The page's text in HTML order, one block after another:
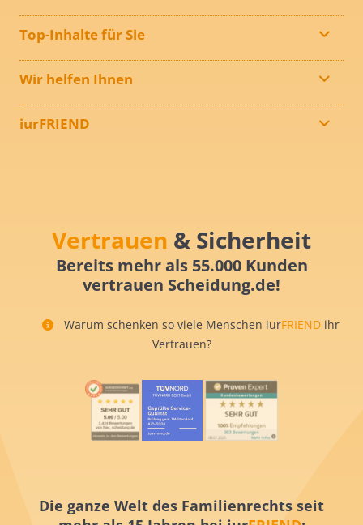
Top-Inhalte für Sie
Wir helfen Ihnen
iurFRIEND
Vertrauen & Sicherheit
Bereits mehr als 55.000 Kunden
vertrauen Scheidung.de!
Warum schenken so viele Menschen iurFRIEND ihr
Vertrauen?
Die ganze Welt des Familienrechts seit